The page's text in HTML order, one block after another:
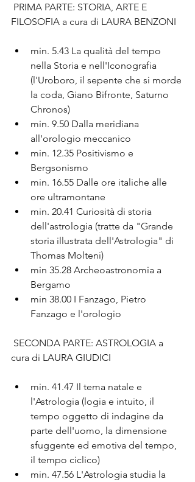
FILOSOFIA a cura di LAURA BENZONI
min. 5.43 La qualità del tempo
nella Storia e nell'Iconografia
(l'Uroboro, il sepente che si morde
la coda, Giano Bifronte, Saturno
Chronos)
min. 9.50 Dalla meridiana
all'orologio meccanico
min. 12.35 Positivismo e
Bergsonismo
min. 16.55 Dalle ore italiche alle
ore ultramontane
min. 20.41 Curiosità di storia
dell'astrologia (tratte da "Grande
storia illustrata dell'Astrologia" di
Thomas Molteni)
min 35.28 Archeoastronomia a
Bergamo
min 38.00 I Fanzago, Pietro
Fanzago e l'orologio
cura di LAURA GIUDICI
min. 41.47 Il tema natale e
l'Astrologia (logia e intuito, il
tempo oggetto di indagine da
parte dell'uomo, la dimensione
sfuggente ed emotiva del tempo,
il tempo ciclico)
min. 47.56 L'Astrologia studia la